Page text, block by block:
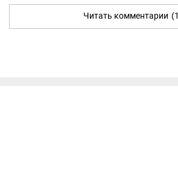
Читать комментарии